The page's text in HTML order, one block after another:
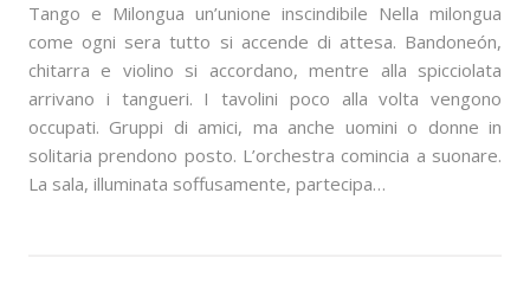
Tango e Milongua un’unione inscindibile Nella milongua
come ogni sera tutto si accende di attesa. Bandoneón,
chitarra e violino si accordano, mentre alla spicciolata
arrivano i tangueri. I tavolini poco alla volta vengono
occupati. Gruppi di amici, ma anche uomini o donne in
solitaria prendono posto. L’orchestra comincia a suonare.
La sala, illuminata soffusamente, partecipa…